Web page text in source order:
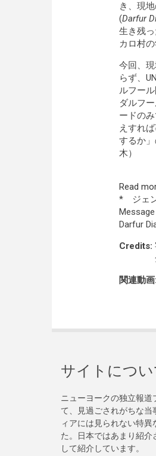
き、現
(Darfur
生き残
カロ村
今回、
らず、
ルフー
ダルフ
ードの
えすれ
するか
木）
Read
* ジェン
Darfur
Credits:
関連動画:
サイトについ
ニューヨークの独立報
て、見過ごされがちな
ィアには見られない特
た。日本ではあまり紹
して紹介しています。